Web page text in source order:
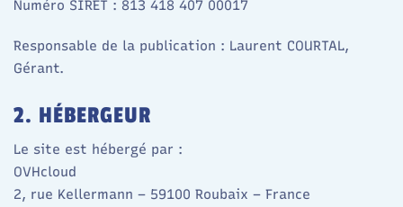
Numéro SIRET : 813 418 407 00017
Responsable de la publication : Laurent COURTAL,
Gérant.
2. HÉBERGEUR
Le site est hébergé par :
OVHcloud
2, rue Kellermann – 59100 Roubaix – France